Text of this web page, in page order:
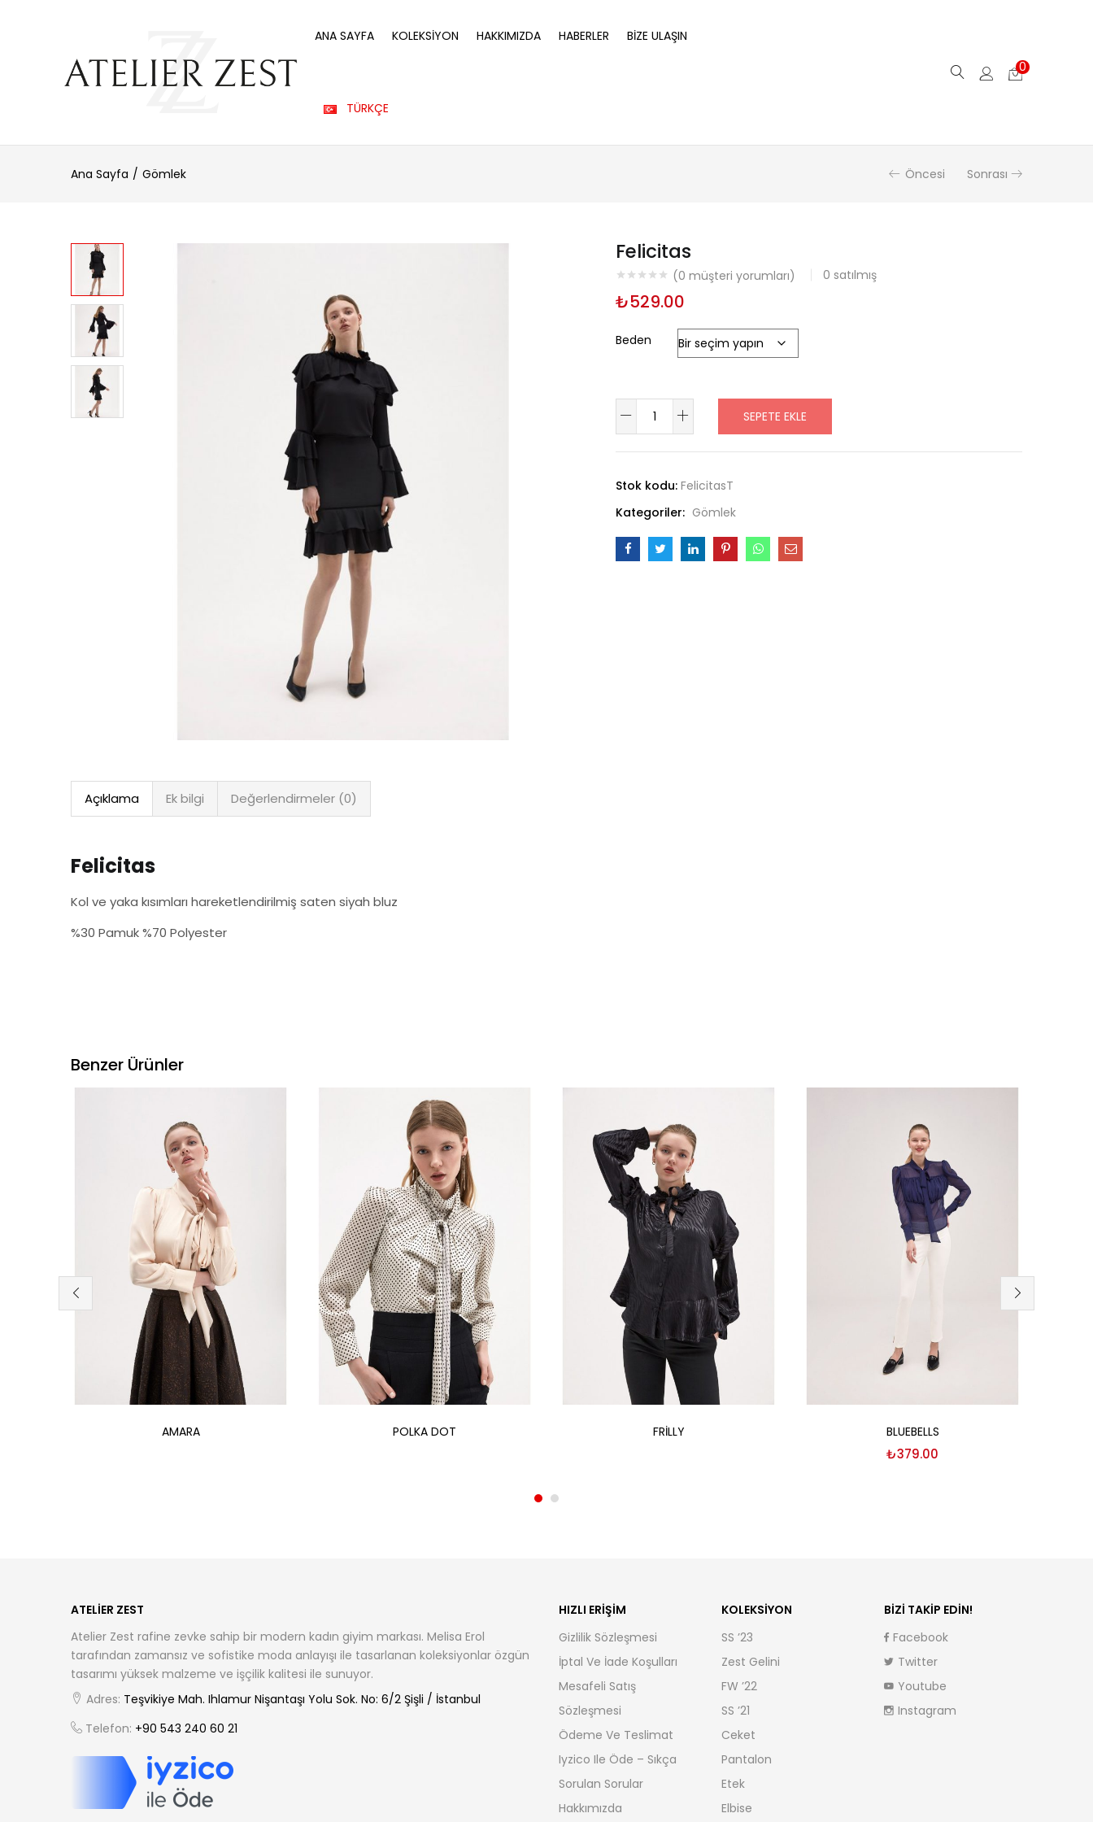
ANA SAYFA KOLEKSIYON HAKKIMIZDA HABERLER BIZE ULAŞIN
TÜRKÇE
0
Ana Sayfa Gömlek Öncesi Sonrası
Felicitas
(0 müşteri yorumları) 0 satılmış
₺529.00
Beden
Felicitas
adet
SEPETE EKLE
Stok kodu: FelicitasT
Kategoriler: Gömlek
Açıklama Ek bilgi Değerlendirmeler (0)
Felicitas
Kol ve yaka kısımları hareketlendirilmiş saten siyah bluz
%30 Pamuk %70 Polyester
Benzer Ürünler
AMARA
POLKA DOT
FRILLY
BLUEBELLS
₺379.00
ATELIER ZEST
Atelier Zest rafine zevke sahip bir modern kadın giyim markası. Melisa Erol
tarafından zamansız ve sofistike moda anlayışı ile tasarlanan koleksiyonlar özgün
tasarımı yüksek malzeme ve işçilik kalitesi ile sunuyor.
Adres: Teşvikiye Mah. Ihlamur Nişantaşı Yolu Sok. No: 6/2 Şişli / İstanbul
Telefon: +90 543 240 60 21
HIZLI ERIŞIM
Gizlilik Sözleşmesi
İptal Ve İade Koşulları
Mesafeli Satış
Sözleşmesi
Ödeme Ve Teslimat
Iyzico Ile Öde – Sıkça
Sorulan Sorular
Hakkımızda
KOLEKSIYON
SS ’23
Zest Gelini
FW ’22
SS ’21
Ceket
Pantalon
Etek
Elbise
BIZI TAKIP EDIN!
Facebook
Twitter
Youtube
Instagram